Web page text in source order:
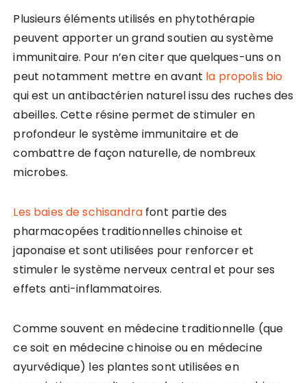
Plusieurs éléments utilisés en phytothérapie
peuvent apporter un grand soutien au système
immunitaire. Pour n’en citer que quelques-uns on
peut notamment mettre en avant la propolis bio
qui est un antibactérien naturel issu des ruches des
abeilles. Cette résine permet de stimuler en
profondeur le système immunitaire et de
combattre de façon naturelle, de nombreux
microbes.
Les baies de schisandrafont partie des
pharmacopées traditionnelles chinoise et
japonaise et sont utilisées pour renforcer et
stimuler le système nerveux central et pour ses
effets anti-inflammatoires.
Comme souvent en médecine traditionnelle (que
ce soit en médecine chinoise ou en médecine
ayurvédique) les plantes sont utilisées en